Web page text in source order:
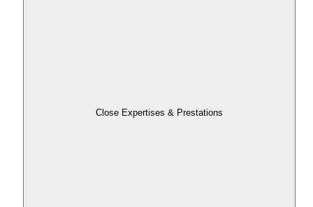
Close Expertises & Prestations